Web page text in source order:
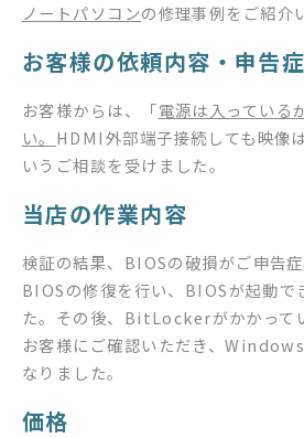
ノートパソコンの修理事例をご紹介
お客様の依頼内容・申告
お客様からは、「電源は入っている
い。 HDMI外部端子接続しても映像
いうご相談を受けました。
当店の作業内容
検証の結果、BIOSの破損がご申告症
BIOSの修復を行い、BIOSが起動で
た。その後、BitLockerがかかって
お客様にご確認いただき、
なりました。
価格